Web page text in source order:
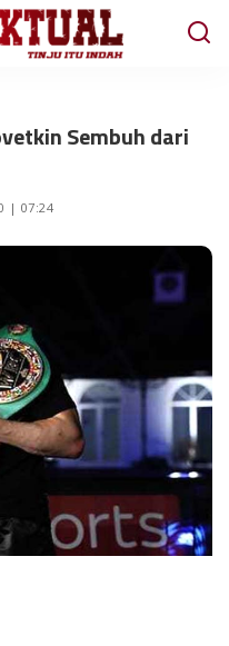
Sembuh dari
| 07:24